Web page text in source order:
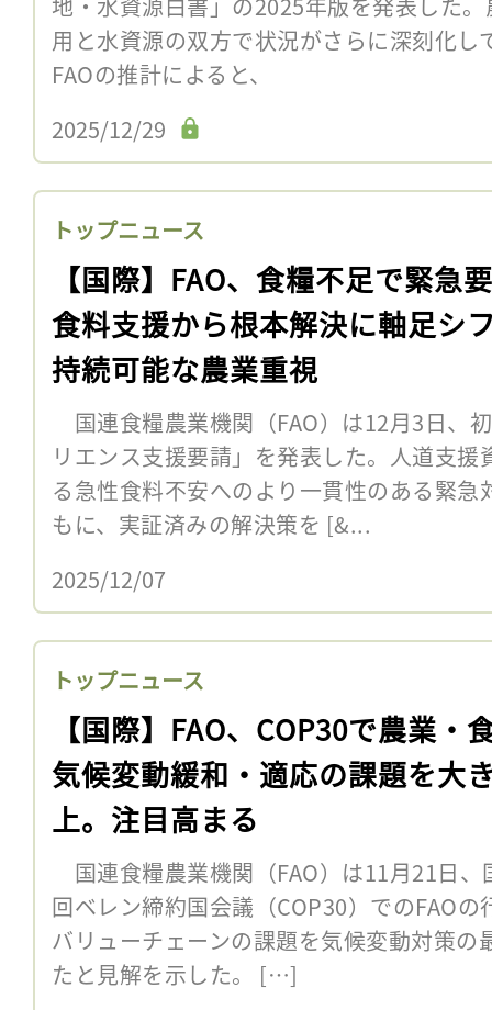
用と水資源の双方で状況がさらに深刻化
FAOの推計によると、
2025/12/29
トップニュース
【国際】FAO、食糧不足で緊急
食料支援から根本解決に軸足シ
持続可能な農業重視
国連食糧農業機関（FAO）は12月3日、
リエンス支援要請」を発表した。人道支
る急性食料不安へのより一貫性のある緊
もに、実証済みの解決策を [&...
2025/12/07
トップニュース
【国際】FAO、COP30で農業・
気候変動緩和・適応の課題を大
上。注目高まる
国連食糧農業機関（FAO）は11月21日
回ベレン締約国会議（COP30）でのFAO
バリューチェーンの課題を気候変動対策の
たと見解を示した。 […]